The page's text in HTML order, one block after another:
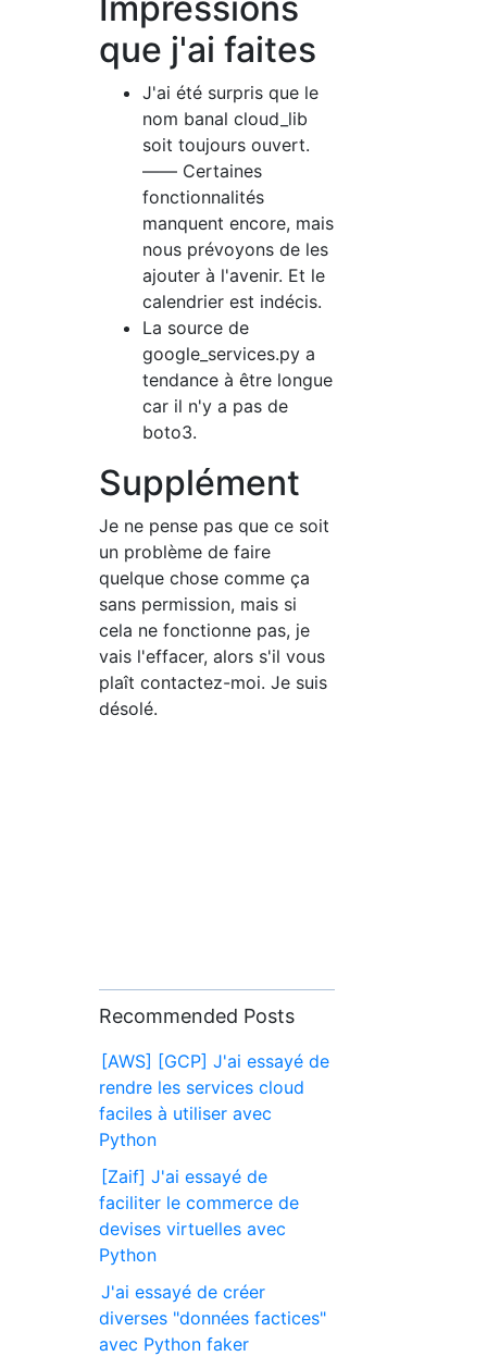
que j'ai faites
J'ai été surpris que le
nom banal cloud_lib
soit toujours ouvert.
―― Certaines
fonctionnalités
manquent encore, mais
nous prévoyons de les
ajouter à l'avenir. Et le
calendrier est indécis.
La source de
google_services.py a
tendance à être longue
car il n'y a pas de
boto3.
Supplément
Je ne pense pas que ce soit
un problème de faire
quelque chose comme ça
sans permission, mais si
cela ne fonctionne pas, je
vais l'effacer, alors s'il vous
plaît contactez-moi. Je suis
désolé.
Recommended Posts
[AWS] [GCP] J'ai essayé de
rendre les services cloud
faciles à utiliser avec
Python
[Zaif] J'ai essayé de
faciliter le commerce de
devises virtuelles avec
Python
J'ai essayé de créer
diverses "données factices"
avec Python faker